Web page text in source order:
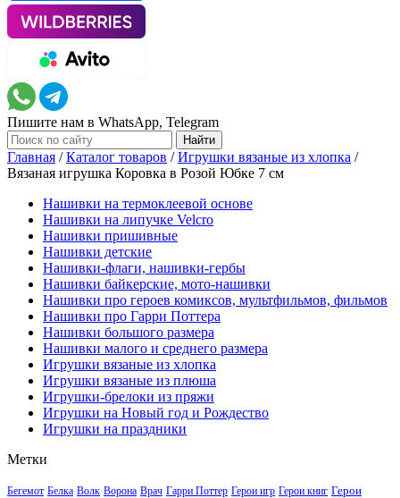
Пишите нам в WhatsApp, Telegram
Главная /Каталог товаров /Игрушки вязаные из хлопка /
Вязаная игрушка Коровка в Розой Юбке 7 см
Нашивки на термоклеевой основе
Нашивки на липучке Velcro
Нашивки пришивные
Нашивки детские
Нашивки-флаги, нашивки-гербы
Нашивки байкерские, мото-нашивки
Нашивки про героев комиксов, мультфильмов, фильмов
Нашивки про Гарри Поттера
Нашивки большого размера
Нашивки малого и среднего размера
Игрушки вязаные из хлопка
Игрушки вязаные из плюша
Игрушки-брелоки из пряжи
Игрушки на Новый год и Рождество
Игрушки на праздники
Метки
Бегемот Белка Волк Ворона Врач Гарри Поттер Герои игр Герои книг Герои